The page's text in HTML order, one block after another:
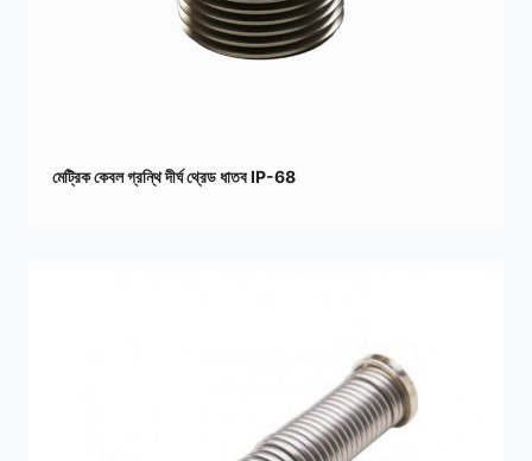
মেট্রিক কেবল গ্রন্থি দীর্ঘ থ্রেড ধাতব IP-68